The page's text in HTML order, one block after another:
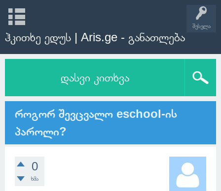
შესვლა
ჰკითხე ედუს | Aris.ge - განათლება
დასვი კითხვა
როგორ შევცვალო eschool-ის
პაროლი?
0
ხმა